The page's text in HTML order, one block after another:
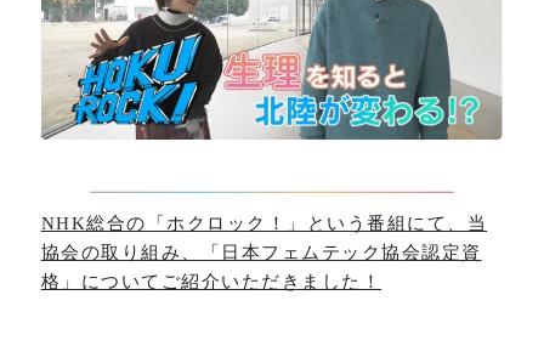
NHK総合の「ホクロック！」という番組にて、当
協会の取り組み、「日本フェムテック協会認定資
格」についてご紹介いただきました！